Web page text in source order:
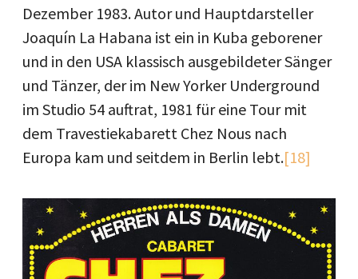
Dezember 1983. Autor und Hauptdarsteller
Joaquín La Habana ist ein in Kuba geborener
und in den USA klassisch ausgebildeter Sänger
und Tänzer, der im New Yorker Underground
im Studio 54 auftrat, 1981 für eine Tour mit
dem Travestiekabarett Chez Nous nach
Europa kam und seitdem in Berlin lebt.[18]